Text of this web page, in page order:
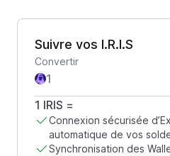
Suivre vos I.R.I.S
Convertir
1 IRIS =
Connexion sécurisée
automatique de vos
Synchronisation des